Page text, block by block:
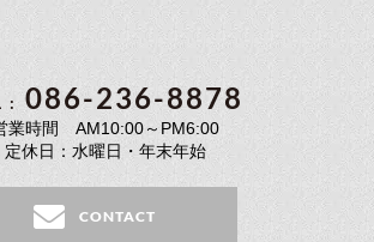
: 086-236-8878
業時間 AM10:00～PM6:00
定休日：水曜日・年末年始
CONTACT